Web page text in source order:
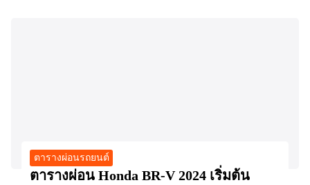
ตารางผ่อนรถยนต์
ตารางผ่อน Honda BR-V 2024 เริ่มต้น